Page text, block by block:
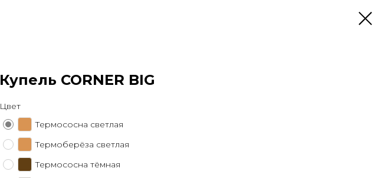
Купель CORNER BIG
Цвет
Термососна светлая
Термоберёза светлая
Термососна тёмная